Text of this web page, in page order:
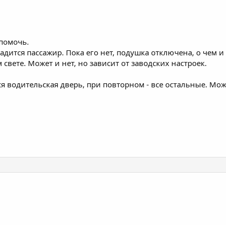
пассажир. Пока его нет, подушка отключена, о чем
Может и нет, но зависит от заводских настроек.
водительская дверь, при повторном - все остальные.